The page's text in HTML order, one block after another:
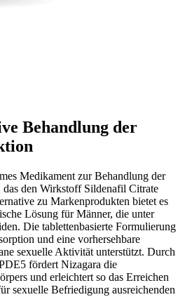
Behandlung der
Medikament zur Behandlung der
den Wirkstoff Sildenafil Citrate
zu Markenprodukten bietet es
Lösung für Männer, die unter
Die tablettenbasierte Formulierung
und eine vorhersehbare
sexuelle Aktivität unterstützt. Durch
fördert Nizagara die
und erleichtert so das Erreichen
sexuelle Befriedigung ausreichenden